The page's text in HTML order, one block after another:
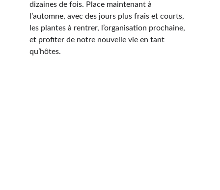
dizaines de fois. Place maintenant à
l’automne, avec des jours plus frais et courts,
les plantes à rentrer, l’organisation prochaine,
et profiter de notre nouvelle vie en tant
qu’hôtes.